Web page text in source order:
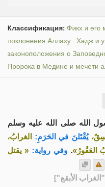
Классификация: Фикх и его
поклонения Аллаху . Хадж и
законоположения о
Пророка в Медине и мечети
الله صلى الله عليه وسلم
يُقْتَلنَ في الحَرَمِ: الغرابُ،
العَقُورُ». وفي رواية: « يقتل
الأبقع"]